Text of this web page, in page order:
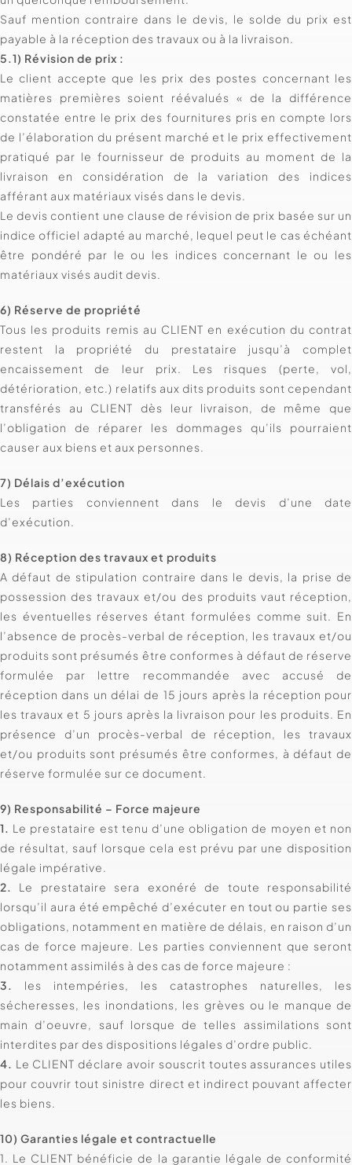
Sauf mention contraire dans le devis, le solde du prix est
payable à la réception des travaux ou à la livraison.
5.1) Révision de prix :
Le client accepte que les prix des postes concernant les
matières premières soient réévalués « de la différence
constatée entre le prix des fournitures pris en compte lors
de l’élaboration du présent marché et le prix effectivement
pratiqué par le fournisseur de produits au moment de la
livraison en considération de la variation des indices
afférant aux matériaux visés dans le devis.
Le devis contient une clause de révision de prix basée sur un
indice officiel adapté au marché, lequel peut le cas échéant
être pondéré par le ou les indices concernant le ou les
matériaux visés audit devis.
6) Réserve de propriété
Tous les produits remis au CLIENT en exécution du contrat
restent la propriété du prestataire jusqu’à complet
encaissement de leur prix. Les risques (perte, vol,
détérioration, etc.) relatifs aux dits produits sont cependant
transférés au CLIENT dès leur livraison, de même que
l’obligation de réparer les dommages qu’ils pourraient
causer aux biens et aux personnes.
7) Délais d’exécution
Les parties conviennent dans le devis d’une date
d’exécution.
8) Réception des travaux et produits
A défaut de stipulation contraire dans le devis, la prise de
possession des travaux et/ou des produits vaut réception,
les éventuelles réserves étant formulées comme suit. En
l’absence de procès-verbal de réception, les travaux et/ou
produits sont présumés être conformes à défaut de réserve
formulée par lettre recommandée avec accusé de
réception dans un délai de 15 jours après la réception pour
les travaux et 5 jours après la livraison pour les produits. En
présence d’un procès-verbal de réception, les travaux
et/ou produits sont présumés être conformes, à défaut de
réserve formulée sur ce document.
9) Responsabilité – Force majeure
1. Le prestataire est tenu d’une obligation de moyen et non
de résultat, sauf lorsque cela est prévu par une disposition
légale impérative.
2.
Le prestataire sera exonéré de toute responsabilité
lorsqu’il aura été empêché d’exécuter en tout ou partie ses
obligations, notamment en matière de délais, en raison d’un
cas de force majeure. Les parties conviennent que seront
notamment assimilés à des cas de force majeure :
3. les intempéries, les catastrophes naturelles, les
sécheresses, les inondations, les grèves ou le manque de
main d’oeuvre, sauf lorsque de telles assimilations sont
interdites par des dispositions légales d’ordre public.
4. Le CLIENT déclare avoir souscrit toutes assurances utiles
pour couvrir tout sinistre direct et indirect pouvant affecter
les biens.
10) Garanties légale et contractuelle
1. Le CLIENT bénéficie de la garantie légale de conformité